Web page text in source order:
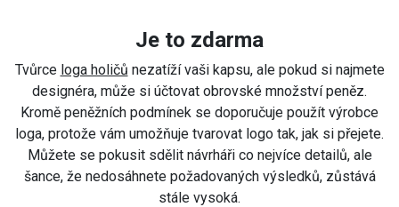
Je to zdarma
Tvůrce loga holičů nezatíží vaši kapsu, ale pokud si najmete
designéra, může si účtovat obrovské množství peněz.
Kromě peněžních podmínek se doporučuje použít výrobce
loga, protože vám umožňuje tvarovat logo tak, jak si přejete.
Můžete se pokusit sdělit návrháři co nejvíce detailů, ale
šance, že nedosáhnete požadovaných výsledků, zůstává
stále vysoká.